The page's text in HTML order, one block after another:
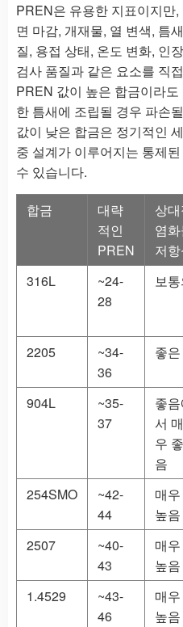
PREN은 유용한 지표이지만
면 마감, 개재물, 열 변색, 틈
질, 용접 상태, 온도 변화, 인
검사 품질과 같은 요소를 직
PREN 값이 높은 합금이라
한 틈새에 조립될 경우 파손
값이 낮은 합금은 정기적인
중 설계가 이루어지는 통제
수 있습니다.
합금
대략
적인
PREN
상대
염
저항
316L
~24-
28
보통
2205
~34-
36
좋은
904L
~35-
37
좋음
서 매
우 좋
음
254SMO
~42-
44
매우
높음
2507
~40-
43
매우
높음
1.4529
~43-
46
매우
높음